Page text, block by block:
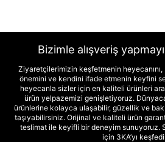
Bizimle alışveriş
Ziyaretçilerimizin keşfetmenin
önemini ve kendini ifade etmenin keyfini
heyecanla sizler için en kaliteli ürünleri
ürün yelpazemizi genişletiyoruz.
ürünlerine kolayca ulaşabilir, güzellik ve
taşıyabilirsiniz. Orijinal ve kaliteli ürün
teslimat ile keyifli bir deneyim sunuyoruz.
için 3KA’yı